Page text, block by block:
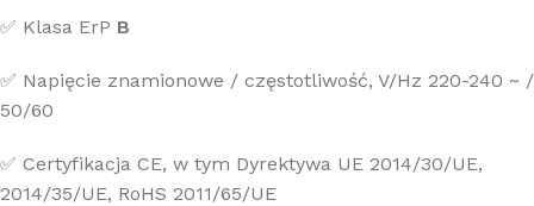
✅ Klasa ErP B
✅ Napięcie znamionowe / częstotliwość, V/Hz 220-240 ~ /
50/60
✅ Certyfikacja CE, w tym Dyrektywa UE 2014/30/UE,
2014/35/UE, RoHS 2011/65/UE